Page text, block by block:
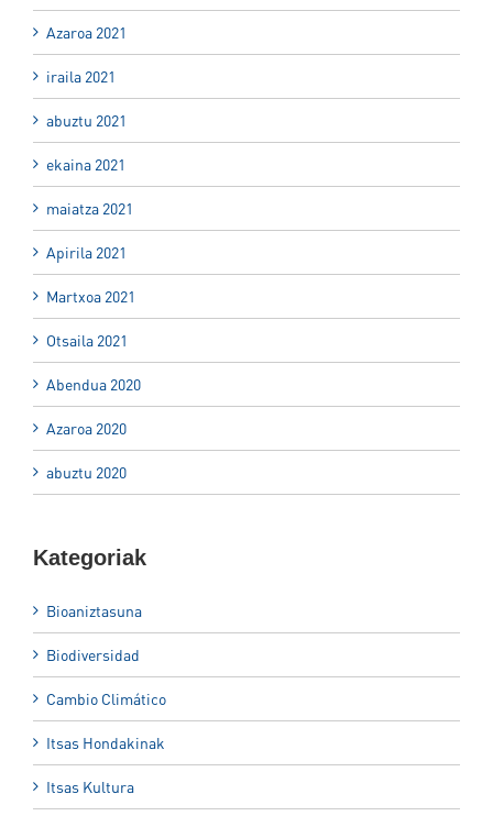
Azaroa 2021
iraila 2021
abuztu 2021
ekaina 2021
maiatza 2021
Apirila 2021
Martxoa 2021
Otsaila 2021
Abendua 2020
Azaroa 2020
abuztu 2020
Kategoriak
Bioaniztasuna
Biodiversidad
Cambio Climático
Itsas Hondakinak
Itsas Kultura